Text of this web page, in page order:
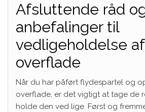
Afsluttende råd
anbefalinger til
vedligeholdelse
overflade
Når du har påført flydespartel og
overflade, er det vigtigt at tage de
holde den ved lige. Først og